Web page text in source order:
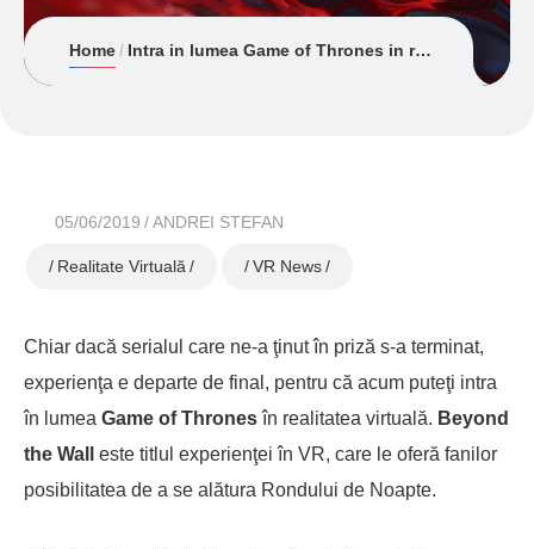
Home Intra in lumea Game of Thrones in realitatea virtuala
05/06/2019 ANDREI STEFAN
Realitate Virtuală VR News
Chiar dacă serialul care ne-a ţinut în priză s-a terminat,
experienţa e departe de final, pentru că acum puteţi intra
în lumea Game of Thronesîn realitatea virtuală. Beyond
the Wall
este titlul experienţei în VR, care le oferă fanilor
posibilitatea de a se alătura Rondului de Noapte.